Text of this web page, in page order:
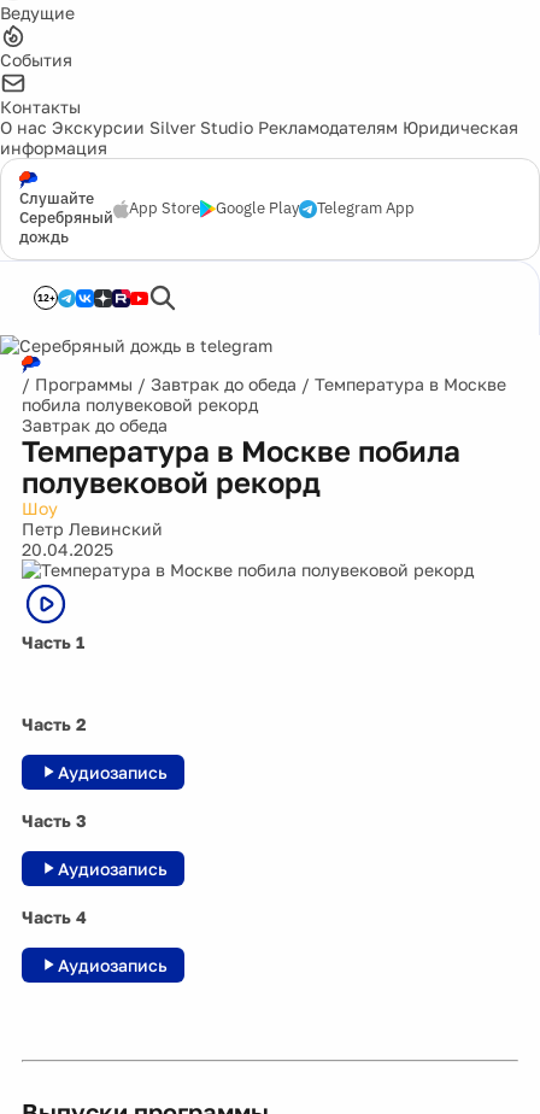
Ведущие
События
Контакты
О нас Экскурсии Silver Studio Рекламодателям Юридическая
информация
Слушайте
Серебряный
дождь
App Store Google Play Telegram App
12+
/ Программы / Завтрак до обеда / Температура в Москве
побила полувековой рекорд
Завтрак до обеда
Температура в Москве побила
полувековой рекорд
Шоу
Петр Левинский
20.04.2025
Часть 1
Часть 2
Аудиозапись
Часть 3
Аудиозапись
Часть 4
Аудиозапись